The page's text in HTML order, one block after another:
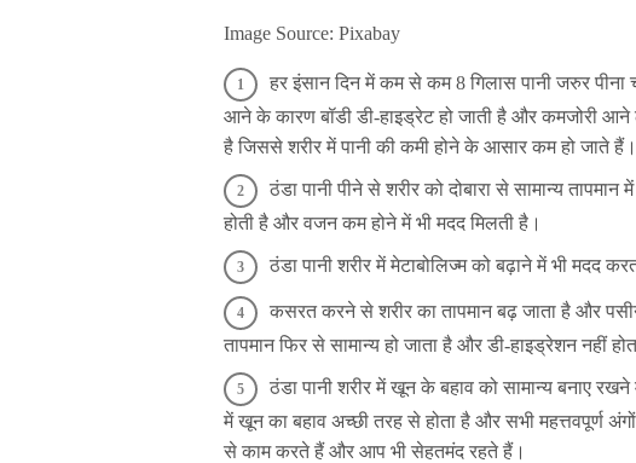
Image Source: Pixabay
हर इंसान दिन में कम से कम 8 गिलास पानी जरुर पीना
आने के कारण बॉडी डी-हाइड्रेट हो जाती है और कमजोरी आने
है जिससे शरीर में पानी की कमी होने के आसार कम हो जाते हैं।
ठंडा पानी पीने से शरीर को दोबारा से सामान्य
होती है और वजन कम होने में भी मदद मिलती है।
ठंडा पानी शरीर में मेटाबोलिज्म को बढ़ाने में भी मदद
कसरत करने से शरीर का तापमान बढ़ जाता है और
तापमान फिर से सामान्य हो जाता है और डी-हाइड्रेशन नहीं
ठंडा पानी शरीर में खून के बहाव को सामान्य बनाए
में खून का बहाव अच्छी तरह से होता है और सभी महत्तवपूर्ण
से काम करते हैं और आप भी सेहतमंद रहते हैं।